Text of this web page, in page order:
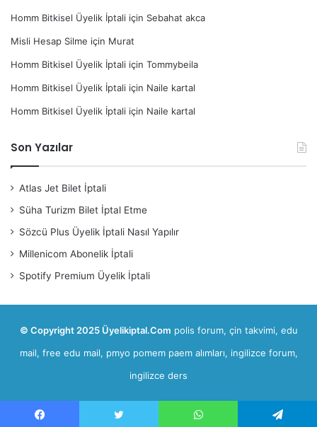
Homm Bitkisel Üyelik İptali için Sebahat akca
Misli Hesap Silme için Murat
Homm Bitkisel Üyelik İptali için Tommybeila
Homm Bitkisel Üyelik İptali için Naile kartal
Homm Bitkisel Üyelik İptali için Naile kartal
Son Yazılar
Atlas Jet Bilet İptali
Süha Turizm Bilet İptal Etme
Sözcü Plus Üyelik İptali Nasıl Yapılır
Millenicom Abonelik İptali
Spotify Premium Üyelik İptali
© Copyright 2025 Üyelikiptal.Com polis forum, çin takvimi, edu
mail, free edu mail, pmyo pomem paem alımları, ingilizce forum,
ingilizce ders